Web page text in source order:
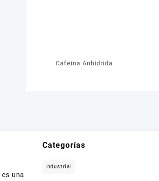
Cafeína Anhídrida
es una
Categorías
Industrial